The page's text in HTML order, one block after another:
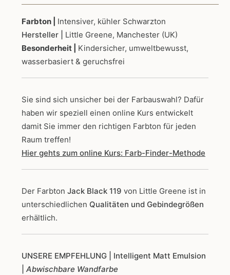
Farbton | Intensiver, kühler Schwarzton
Hersteller | Little Greene, Manchester (UK)
Besonderheit | Kindersicher, umweltbewusst,
wasserbasiert & geruchsfrei
Sie sind sich unsicher bei der Farbauswahl? Dafür
haben wir speziell einen online Kurs entwickelt
damit Sie immer den richtigen Farbton für jeden
Raum treffen!
Hier gehts zum online Kurs: Farb-Finder-Methode
Der Farbton Jack Black 119 von Little Greene ist in
unterschiedlichen Qualitäten und Gebindegrößen
erhältlich.
UNSERE EMPFEHLUNG
| Intelligent Matt Emulsion
Abwischbare Wandfarbe